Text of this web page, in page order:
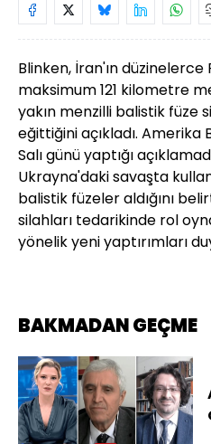
Blinken, İran'ın
maksimum 121 kilometre
yakın menzilli balistik füze
eğittiğini açıkladı.
Salı günü yaptığı
Ukrayna'daki savaşta
balistik füzeler aldığını
silahları tedarikinde rol
yönelik yeni yaptırımları
BAKMADAN GEÇME